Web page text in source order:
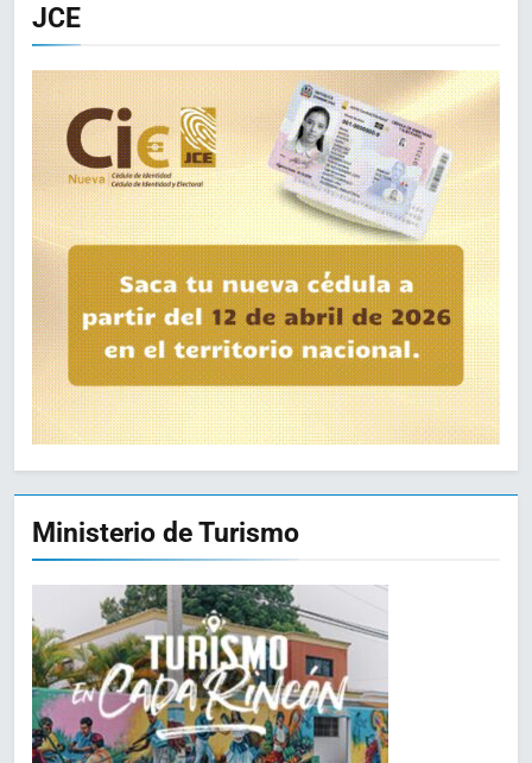
JCE
Ministerio de Turismo